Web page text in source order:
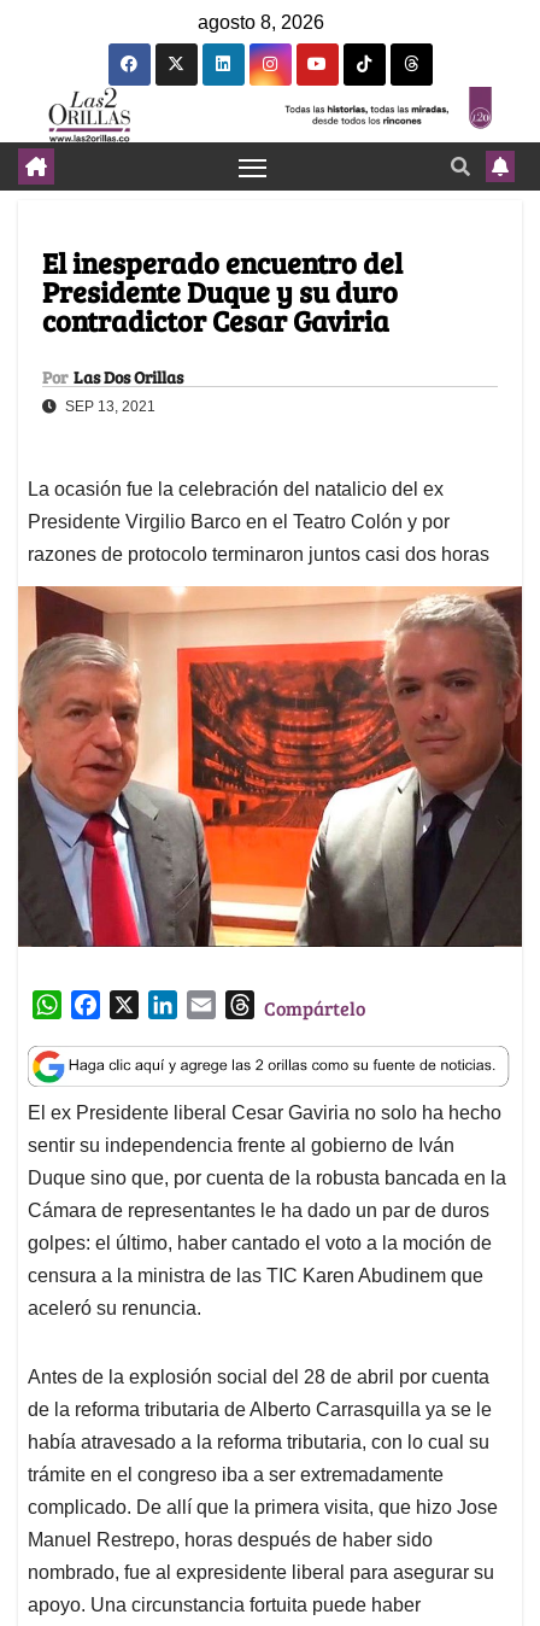
agosto 8, 2026
El inesperado encuentro del
Presidente Duque y su duro
contradictor Cesar Gaviria
Por Las Dos Orillas
SEP 13, 2021
La ocasión fue la celebración del natalicio del ex
Presidente Virgilio Barco en el Teatro Colón y por
razones de protocolo terminaron juntos casi dos horas
W
a
t
s
A
p
p
c
e
b
o
o
k
n
k
e
d
I
n
a
i
l
T
r
e
a
d
s
Compártelo
El ex Presidente liberal Cesar Gaviria no solo ha hecho
sentir su independencia frente al gobierno de Iván
Duque sino que, por cuenta de la robusta bancada en la
Cámara de representantes le ha dado un par de duros
golpes: el último, haber cantado el voto a la moción de
censura a la ministra de las TIC Karen Abudinem que
aceleró su renuncia.
Antes de la explosión social del 28 de abril por cuenta
de la reforma tributaria de Alberto Carrasquilla ya se le
había atravesado a la reforma tributaria, con lo cual su
trámite en el congreso iba a ser extremadamente
complicado. De allí que la primera visita, que hizo Jose
Manuel Restrepo, horas después de haber sido
nombrado, fue al expresidente liberal para asegurar su
apoyo. Una circunstancia fortuita puede haber